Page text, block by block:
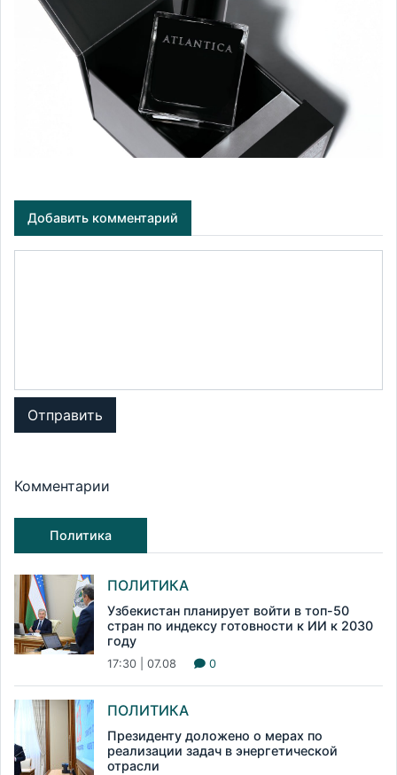
Добавить комментарий
Отправить
Комментарии
Политика
ПОЛИТИКА
Узбекистан планирует войти в топ-50
стран по индексу готовности к ИИ к 2030
году
17:30 | 07.08 0
ПОЛИТИКА
Президенту доложено о мерах по
реализации задач в энергетической
отрасли